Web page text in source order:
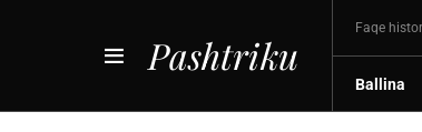
Pashtriku
Faqe
Ballina